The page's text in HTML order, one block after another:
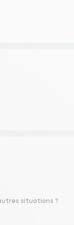
situations ?